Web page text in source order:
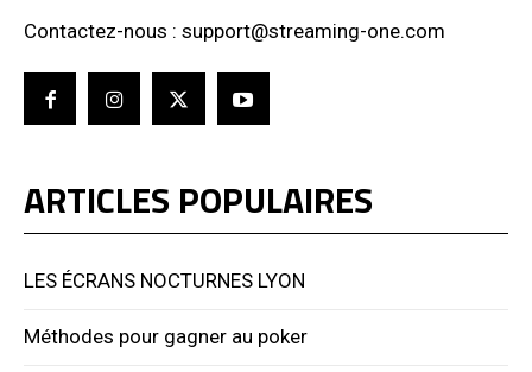
Contactez-nous : support@streaming-one.com
ARTICLES POPULAIRES
LES ÉCRANS NOCTURNES LYON
Méthodes pour gagner au poker